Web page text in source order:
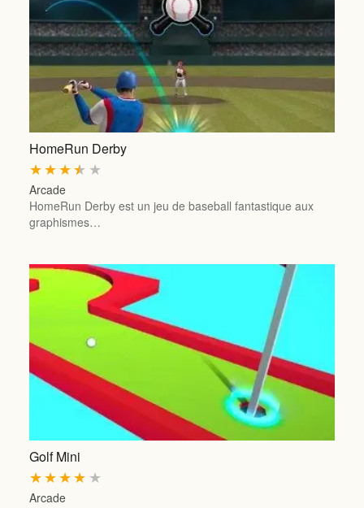
HomeRun Derby
★
★
★
★
★
Arcade
HomeRun Derby est un jeu de baseball fantastique aux
graphismes…
Golf Mini
★
★
★
★
★
Arcade